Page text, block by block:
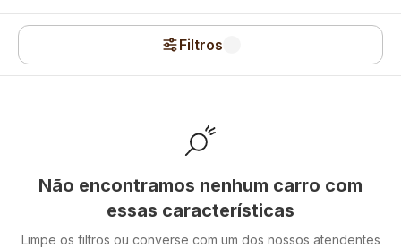
Filtros
Não encontramos nenhum carro com
essas características
Limpe os filtros ou converse com um dos nossos atendentes